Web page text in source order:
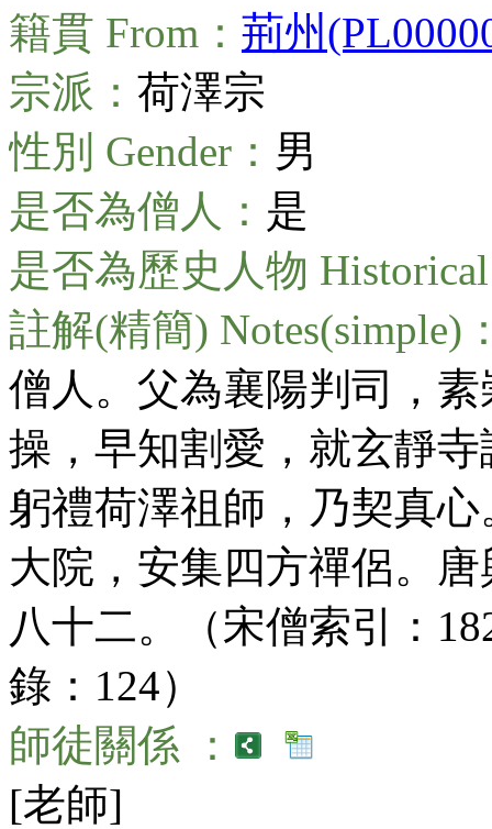
籍貫 From： 荊州
宗派： 荷澤宗
性別 Gender： 男
是否為僧人： 是
是否為歷史人物 Historical
註解(精簡) Notes(simple)
僧人。父為襄陽判司，
操，早知割愛，就玄靜
躬禮荷澤祖師，乃契真
大院，安集四方禪侶。
八十二。（宋僧索引：
錄：124）
師徒關係 ：
[老師]